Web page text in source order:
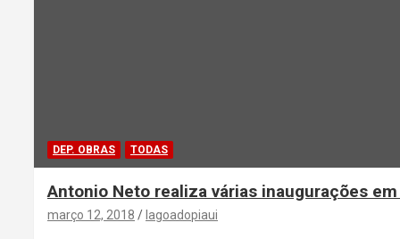
DEP. OBRAS TODAS
Antonio Neto realiza várias inaugurações
março 12, 2018 lagoadopiaui